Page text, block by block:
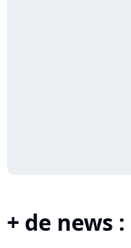
+ de news :